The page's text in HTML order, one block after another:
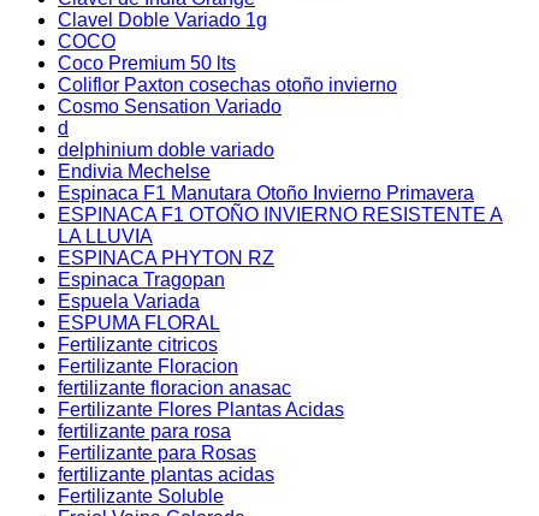
Clavel Doble Variado 1g
COCO
Coco Premium 50 lts
Coliflor Paxton cosechas otoño invierno
Cosmo Sensation Variado
d
delphinium doble variado
Endivia Mechelse
Espinaca F1 Manutara Otoño Invierno Primavera
ESPINACA F1 OTOÑO INVIERNO RESISTENTE A
LA LLUVIA
ESPINACA PHYTON RZ
Espinaca Tragopan
Espuela Variada
ESPUMA FLORAL
Fertilizante citricos
Fertilizante Floracion
fertilizante floracion anasac
Fertilizante Flores Plantas Acidas
fertilizante para rosa
Fertilizante para Rosas
fertilizante plantas acidas
Fertilizante Soluble